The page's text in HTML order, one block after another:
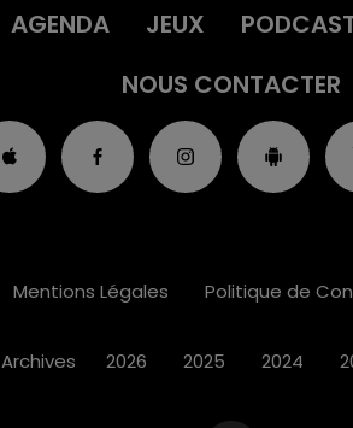
AGENDA JEUX
NOUS CONTACTER
Mentions Légales Politique de
Archives 2026 2025 2024